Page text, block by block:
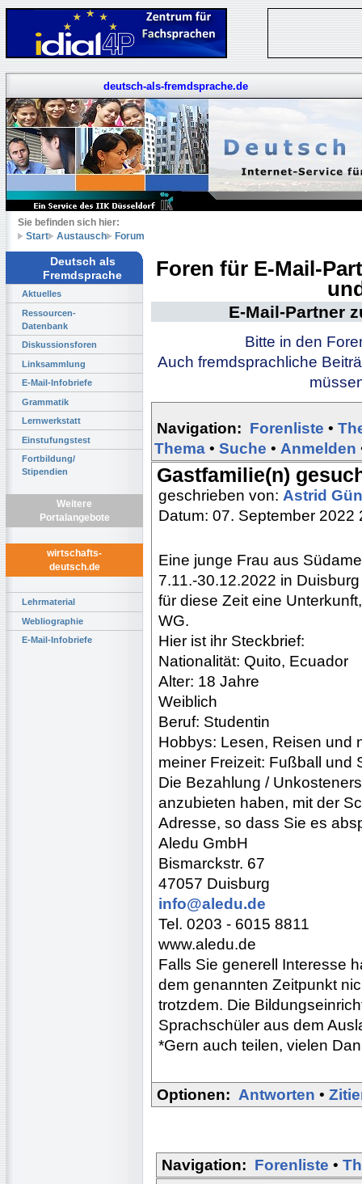
deutsch-als-fremdsprache.de
Sie befinden sich hier:
Start
Austausch Forum
Deutsch als
Fremdsprache
Aktuelles
Ressourcen-
Datenbank
Diskussionsforen
Linksammlung
E-Mail-Infobriefe
Grammatik
Lernwerkstatt
Einstufungstest
Fortbildung/
Stipendien
Weitere
Portalangebote
wirtschafts-
deutsch.de
Lehrmaterial
Webliographie
E-Mail-Infobriefe
Foren für E-Mail-
E-Mail-Partner
Bitte in den
Auch fremdsprachliche
Navigation: Forenliste •
Thema • Suche • Anmelden
Gastfamilie(n)
geschrieben von: Astrid
Datum: 07. September 2022
Eine junge Frau aus
7.11.-30.12.2022 in
für diese Zeit eine
WG.
Hier ist ihr Steckbrief:
Nationalität: Quito, Ecuador
Alter: 18 Jahre
Weiblich
Beruf: Studentin
Hobbys: Lesen, Reisen und
meiner Freizeit: Fußball und
Die Bezahlung /
anzubieten haben, mit der
Adresse, so dass Sie es
Aledu GmbH
Bismarckstr. 67
47057 Duisburg
info@aledu.de
Tel. 0203 - 6015 8811
www.aledu.de
Falls Sie generell Interesse
dem genannten Zeitpunkt
trotzdem. Die
Sprachschüler aus dem
*Gern auch teilen, vielen
Optionen: Antworten •
Navigation: Forenliste •